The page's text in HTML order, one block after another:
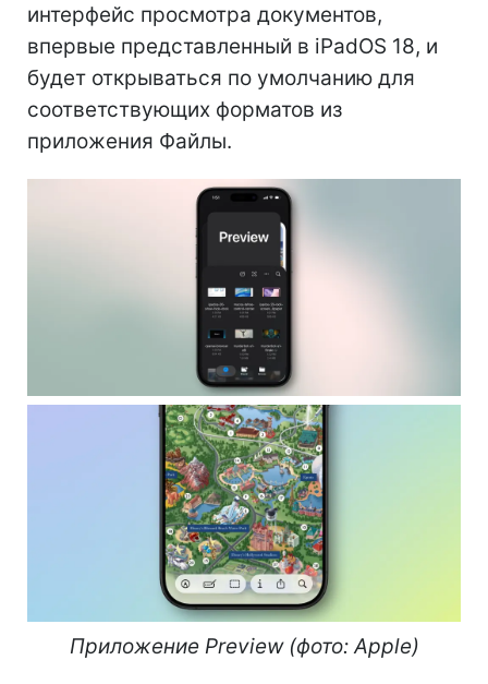
интерфейс просмотра документов,
впервые представленный в iPadOS 18, и
будет открываться по умолчанию для
соответствующих форматов из
приложения Файлы.
Приложение Preview (фото: Apple)